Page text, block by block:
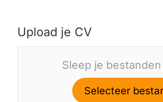
Upload je CV
Sleep je
Selecteer